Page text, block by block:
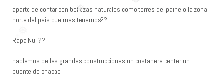
❅ ❅
❅
aparte de contar con bellezas naturales como torres del paine o la zona
norte del pais que mas tenemos??
Rapa Nui ??
hablemos de las grandes construcciones un costanera center un
puente de chacao .